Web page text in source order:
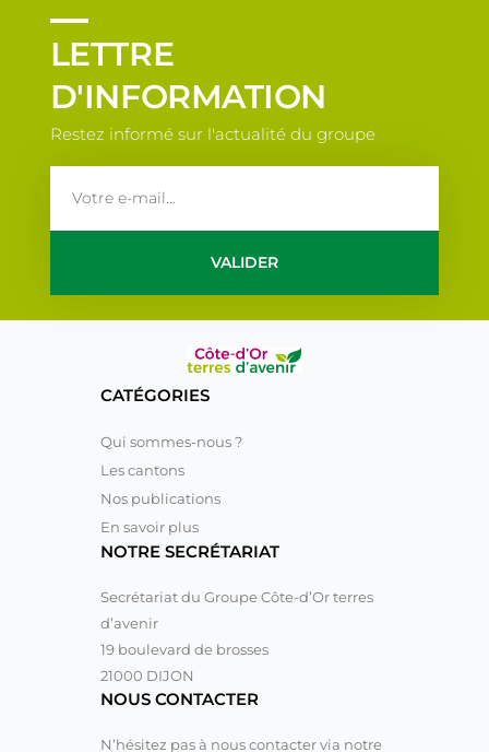
LETTRE
D'INFORMATION
Restez informé sur l'actualité du groupe
VALIDER
CATÉGORIES
Qui sommes-nous ?
Les cantons
Nos publications
En savoir plus
NOTRE SECRÉTARIAT
Secrétariat du Groupe Côte-d’Or terres
d’avenir
19 boulevard de brosses
21000 DIJON
NOUS CONTACTER
N’hésitez pas à nous contacter via notre